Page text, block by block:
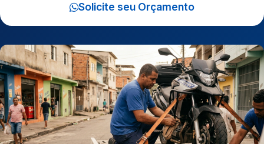
Solicite seu Orçamento